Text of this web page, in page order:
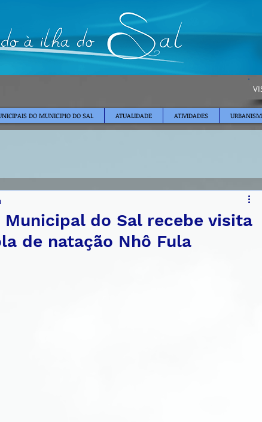
DO MUNICIPIO DO SAL ATUALIDADE ATIVIDADES
Municipal do Sal recebe visita
de natação Nhô Fula